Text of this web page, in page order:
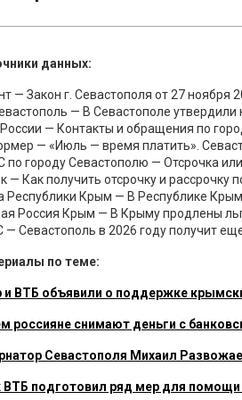
данных:
— Закон г. Севастополя от 27 ноября
— В Севастополе утвердили
— Контакты и обращения по
— «Июль — время платить».
по городу Севастополю — Отсрочка
— Как получить отсрочку и рассрочку
Республики Крым — В Республике
Россия Крым — В Крыму продлены
Севастополь в 2026 году получит
по теме:
и ВТБ объявили о поддержке
россияне снимают деньги с
Севастополя Михаил
ВТБ подготовил ряд мер для